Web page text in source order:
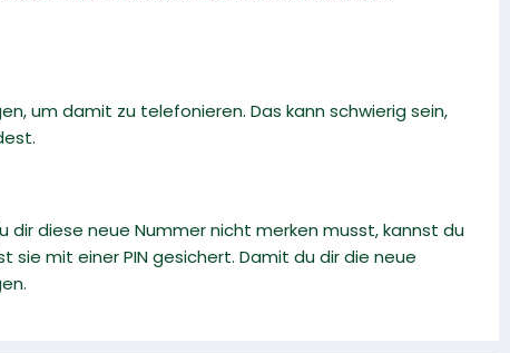
um damit zu telefonieren. Das kann schwierig sein,
dir diese neue Nummer nicht merken musst, kannst du
sie mit einer PIN gesichert. Damit du dir die neue